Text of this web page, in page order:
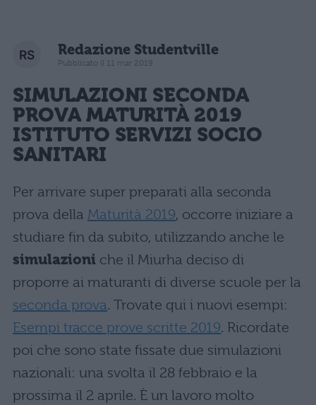
Redazione Studentville
Pubblicato il 11 mar 2019
SIMULAZIONI SECONDA
PROVA MATURITÀ 2019
ISTITUTO SERVIZI SOCIO
SANITARI
Per arrivare super preparati alla seconda
prova della Maturità 2019, occorre iniziare a
studiare fin da subito, utilizzando anche le
simulazioni che il Miurha deciso di
proporre ai maturanti di diverse scuole per la
seconda prova. Trovate qui i nuovi esempi:
Esempi tracce prove scritte 2019. Ricordate
poi che sono state fissate due simulazioni
nazionali: una svolta il 28 febbraio e la
prossima il 2 aprile. È un lavoro molto